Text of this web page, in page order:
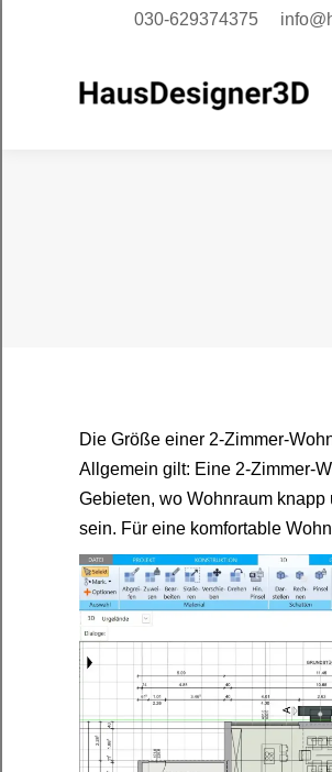
030-629374375
Die Größe einer 2-Zimmer-
Allgemein gilt: Eine 2-Zimmer-
Gebieten, wo Wohnraum
sein. Für eine komfortable